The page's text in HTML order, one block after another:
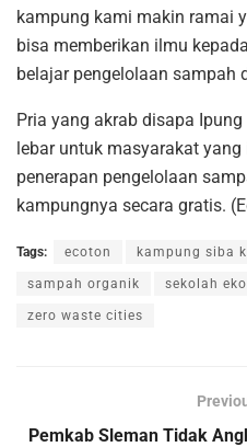
kampung kami makin ramai
bisa memberikan ilmu
belajar pengelolaan sampah
Pria yang akrab disapa
lebar untuk masyarakat
penerapan pengelolaan
kampungnya secara gratis.
Tags: ecoton kampung siba
sampah organik sekolah
zero waste cities
Pemkab Sleman Tidak